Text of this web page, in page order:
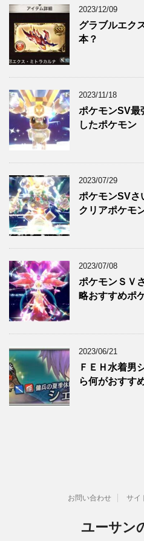
2023/12/09
グラブルエク
本？
2023/11/18
ポケモンSV最
したポケモン
2023/07/29
ポケモンSVさ
クリアポケモ
2023/07/08
ポケモンＳＶ
略おすすめポ
2023/06/21
ＦＥＨ水着男
ら何がおすす
お問い合わせ サイ
ユーサン